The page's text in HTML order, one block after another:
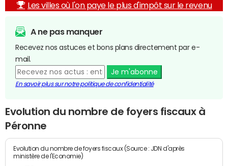
Les villes où l'on paye le plus d'impôt sur le revenu
A ne pas manquer
Recevez nos astuces et bons plans directement par e-
mail.
Je m'abonne
En savoir plus sur notre politique de confidentialité
Evolution du nombre de foyers fiscaux à
Péronne
Evolution du nombre de foyers fiscaux (Source : JDN d'après
ministère de l'Economie)